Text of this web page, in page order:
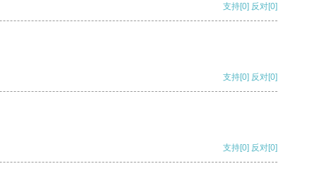
支持[0] 反对[0]
支持[0] 反对[0]
支持[0] 反对[0]